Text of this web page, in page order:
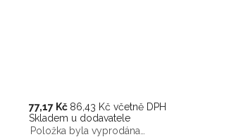
77,17 Kč 86,43 Kč včetně DPH
Skladem u dodavatele
Položka byla vyprodána…